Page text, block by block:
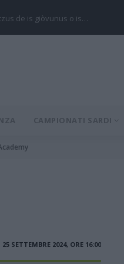
de is giòvunus o is…
CAMPIONATI SARDI
25 SETTEMBRE 2024, ORE 16:00